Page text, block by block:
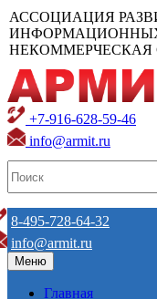
АССОЦИАЦИЯ
НЕКОММЕРЧЕСКАЯ
+7-916-628-59-46
info@armit.ru
8-495-728-64-32
info@armit.ru
Меню
Главная